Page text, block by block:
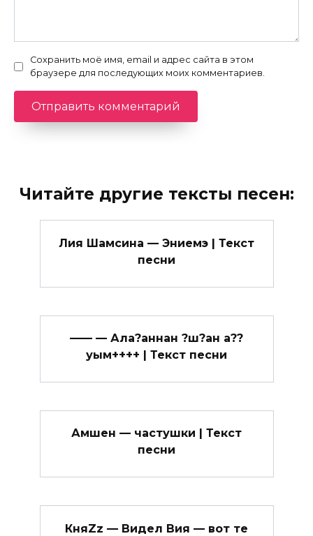
Сохранить моё имя, email и адрес сайта в этом
браузере для последующих моих комментариев.
Читайте другие тексты песен:
Лия Шамсина — Эниемэ | Текст
песни
—— — Ала?аннан ?ш?ан а??
уым++++ | Текст песни
Амшен — частушки | Текст
песни
КняZz — Видел Вия — вот те